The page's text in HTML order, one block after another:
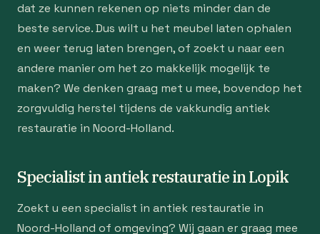
dat ze kunnen rekenen op niets minder dan de
beste service. Dus wilt u het meubel laten ophalen
en weer terug laten brengen, of zoekt u naar een
andere manier om het zo makkelijk mogelijk te
maken? We denken graag met u mee, bovendop het
zorgvuldig herstel tijdens de vakkundig antiek
restauratie in Noord-Holland.
Specialist in antiek restauratie in Lopik
Zoekt u een specialist in antiek restauratie in
Noord-Holland of omgeving? Wij gaan er graag mee